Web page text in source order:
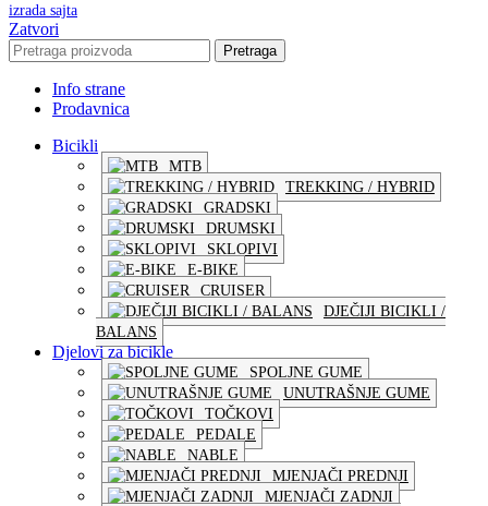
izrada sajta
Zatvori
Pretraga
Info strane
Prodavnica
Bicikli
MTB
TREKKING / HYBRID
GRADSKI
DRUMSKI
SKLOPIVI
E-BIKE
CRUISER
DJEČIJI BICIKLI /
BALANS
Djelovi za bicikle
SPOLJNE GUME
UNUTRAŠNJE GUME
TOČKOVI
PEDALE
NABLE
MJENJAČI PREDNJI
MJENJAČI ZADNJI